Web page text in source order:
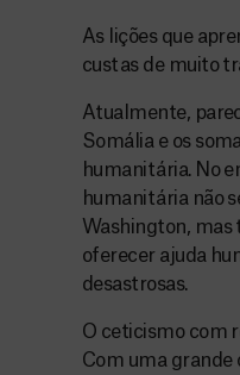
As lições que
custas de muito
Atualmente,
Somália e os
humanitária. No
humanitária não
Washington, mas
oferecer ajuda
desastrosas.
O ceticismo com
Com uma grande